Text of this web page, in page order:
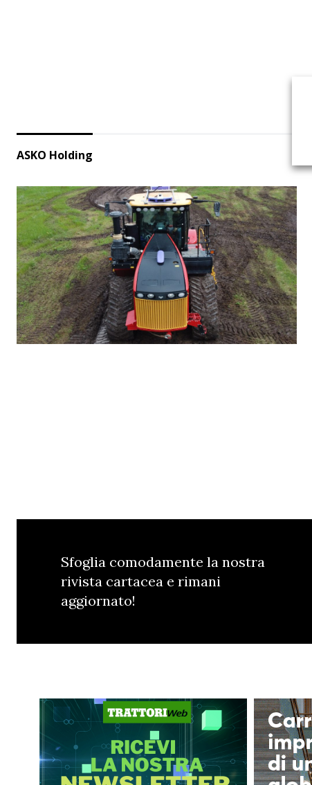
ASKO Holding
Sfoglia comodamente la nostra
rivista cartacea e rimani
aggiornato!